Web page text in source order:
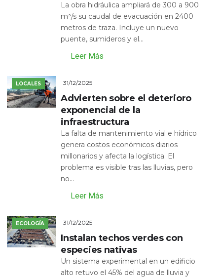
La obra hidráulica ampliará de 300 a 900
m³/s su caudal de evacuación en 2400
metros de traza. Incluye un nuevo
puente, sumideros y el...
Leer Más
LOCALES 31/12/2025
Advierten sobre el deterioro
exponencial de la
infraestructura
La falta de mantenimiento vial e hídrico
genera costos económicos diarios
millonarios y afecta la logística. El
problema es visible tras las lluvias, pero
no...
Leer Más
ECOLOGÍA 31/12/2025
Instalan techos verdes con
especies nativas
Un sistema experimental en un edificio
alto retuvo el 45% del agua de lluvia y